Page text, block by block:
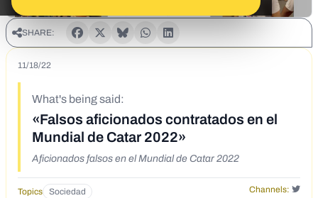
SHARE:
11/18/22
What's being said:
«Falsos aficionados contratados en el
Mundial de Catar 2022»
Aficionados falsos en el Mundial de Catar 2022
Topics Sociedad
Channels: